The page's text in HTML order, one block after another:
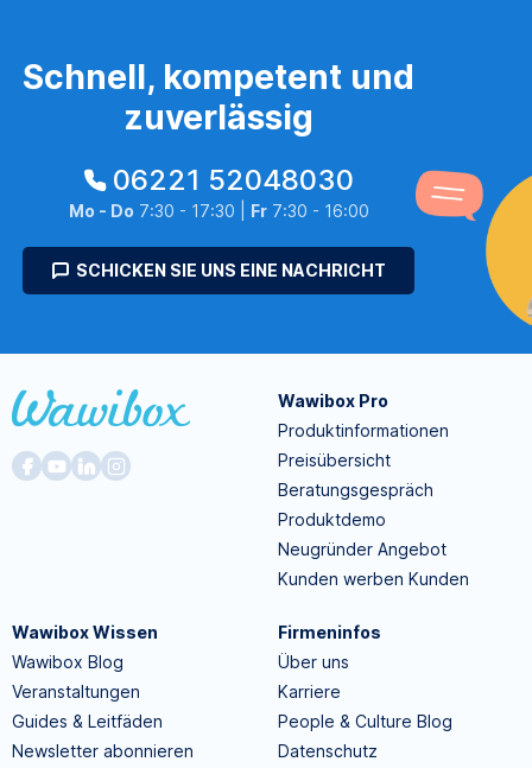
Schnell, kompetent und
zuverlässig
06221 52048030
Mo - Do 7:30 - 17:30 | Fr7:30 - 16:00
SCHICKEN SIE UNS EINE NACHRICHT
Wawibox Pro
Produktinformationen
Preisübersicht
Beratungsgespräch
Produktdemo
Neugründer Angebot
Kunden werben Kunden
Wawibox Wissen
Wawibox Blog
Veranstaltungen
Guides & Leitfäden
Newsletter abonnieren
Firmeninfos
Über uns
Karriere
People & Culture Blog
Datenschutz